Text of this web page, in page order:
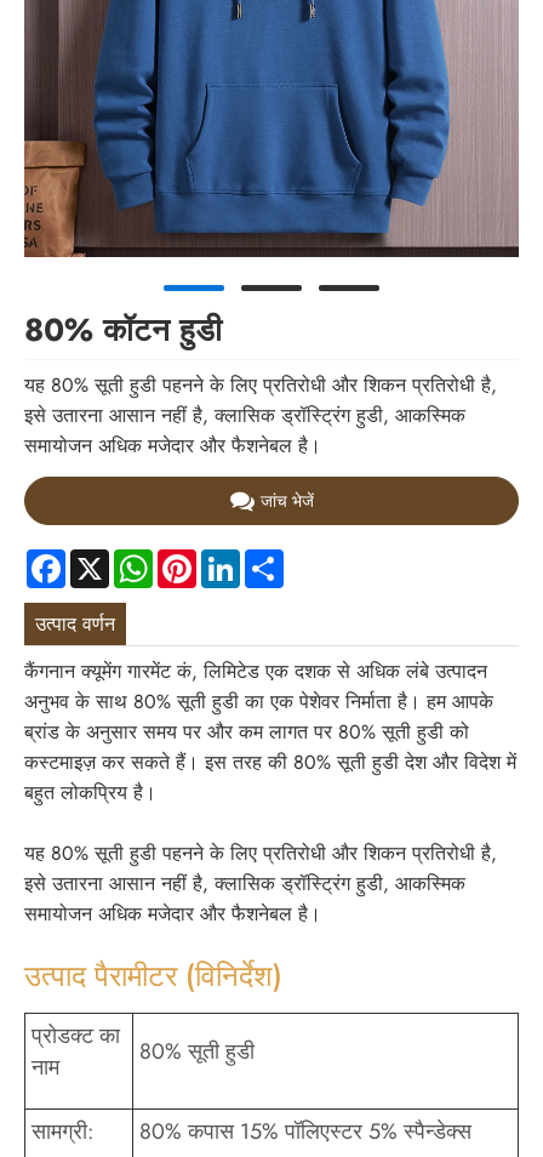
80% कॉटन हुडी
यह 80% सूती हुडी पहनने के लिए प्रतिरोधी और शिकन प्रतिरोधी है,
इसे उतारना आसान नहीं है, क्लासिक ड्रॉस्ट्रिंग हुडी, आकस्मिक
समायोजन अधिक मजेदार और फैशनेबल है।
जांच भेजें
Facebook
X WhatsApp
PinterestLinkedIn
उत्पाद वर्णन
कैंगनान क्यूमेंग गारमेंट कं, लिमिटेड एक दशक से अधिक लंबे उत्पादन
अनुभव के साथ 80% सूती हुडी का एक पेशेवर निर्माता है। हम आपके
ब्रांड के अनुसार समय पर और कम लागत पर 80% सूती हुडी को
कस्टमाइज़ कर सकते हैं। इस तरह की 80% सूती हुडी देश और विदेश में
बहुत लोकप्रिय है।
यह 80% सूती हुडी पहनने के लिए प्रतिरोधी और शिकन प्रतिरोधी है,
इसे उतारना आसान नहीं है, क्लासिक ड्रॉस्ट्रिंग हुडी, आकस्मिक
समायोजन अधिक मजेदार और फैशनेबल है।
उत्पाद पैरामीटर (विनिर्देश)
प्रोडक्ट का
नाम
80% सूती हुडी
सामग्री: 80% कपास 15% पॉलिएस्टर 5% स्पैन्डेक्स